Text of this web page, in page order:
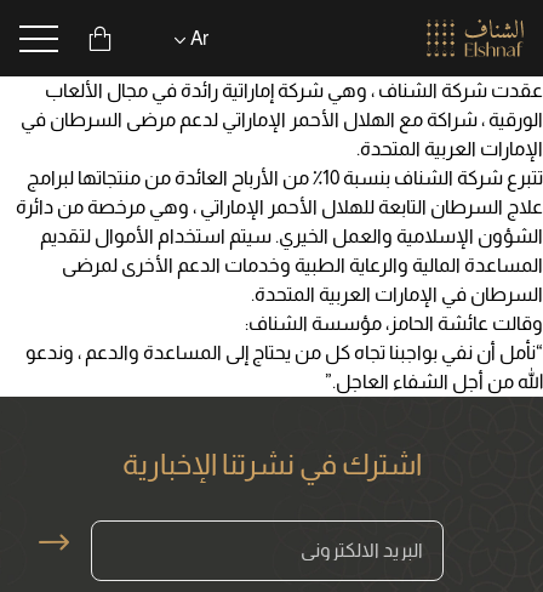
Ar
English
العربية
Cart Navbar
Icon
عقدت شركة الشناف ، وهي شركة إماراتية رائدة في مجال الألعاب
الورقية ، شراكة مع الهلال الأحمر الإماراتي لدعم مرضى السرطان في
الإمارات العربية المتحدة.
تتبرع شركة الشناف بنسبة 10٪ من الأرباح العائدة من منتجاتها لبرامج
علاج السرطان التابعة للهلال الأحمر الإماراتي ، وهي مرخصة من دائرة
الشؤون الإسلامية والعمل الخيري. سيتم استخدام الأموال لتقديم
المساعدة المالية والرعاية الطبية وخدمات الدعم الأخرى لمرضى
السرطان في الإمارات العربية المتحدة.
وقالت عائشة الحامز، مؤسسة الشناف:
“نأمل أن نفي بواجبنا تجاه كل من يحتاج إلى المساعدة والدعم ، وندعو
الله من أجل الشفاء العاجل.”
اشترك في نشرتنا الإخبارية
Arrow News Letter